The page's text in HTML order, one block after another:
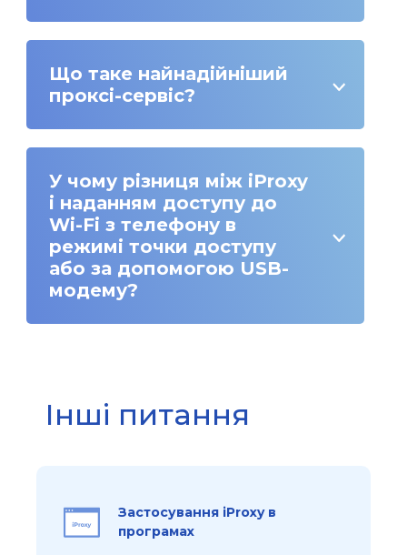
Що таке найнадійніший
проксі-сервіс?
У чому різниця між iProxy
і наданням доступу до
Wi-Fi з телефону в
режимі точки доступу
або за допомогою USB-
модему?
Інші питання
Застосування iProxy в
програмах